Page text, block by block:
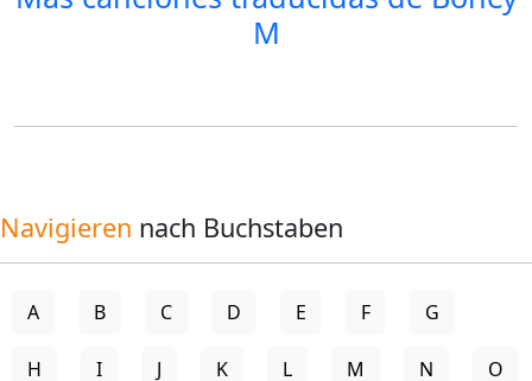
M
Navigieren nach Buchstaben
A B C D E F G
H I J K L M N O